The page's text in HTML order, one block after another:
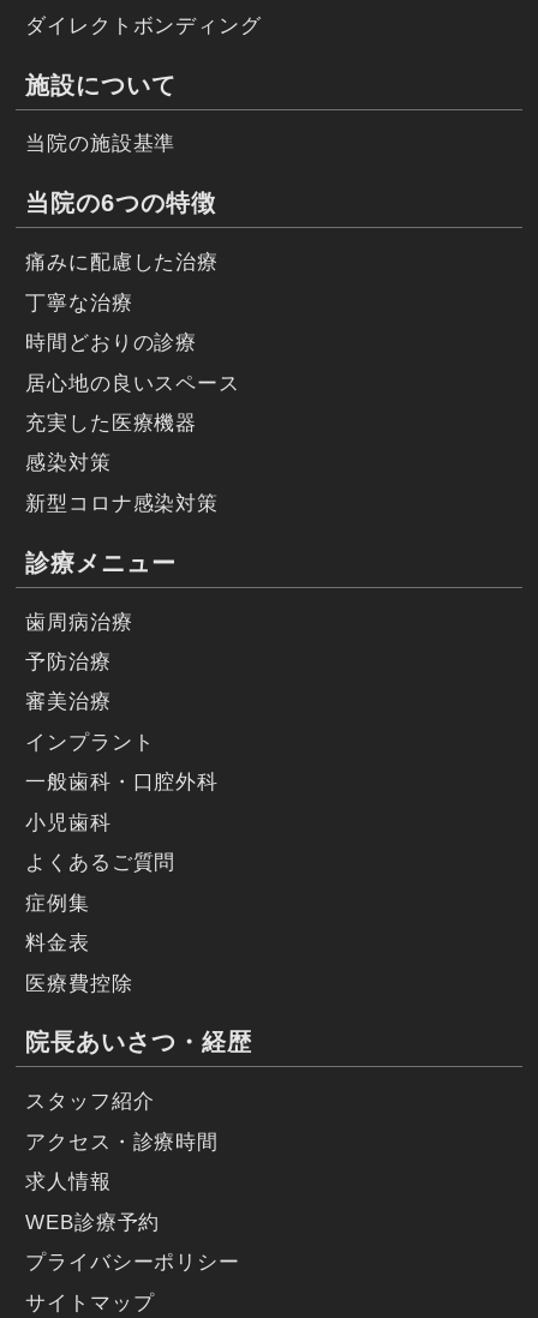
ダイレクトボンディング
施設について
当院の施設基準
当院の6つの特徴
痛みに配慮した治療
丁寧な治療
時間どおりの診療
居心地の良いスペース
充実した医療機器
感染対策
新型コロナ感染対策
診療メニュー
歯周病治療
予防治療
審美治療
インプラント
一般歯科・口腔外科
小児歯科
よくあるご質問
症例集
料金表
医療費控除
院長あいさつ・経歴
スタッフ紹介
アクセス・診療時間
求人情報
WEB診療予約
プライバシーポリシー
サイトマップ